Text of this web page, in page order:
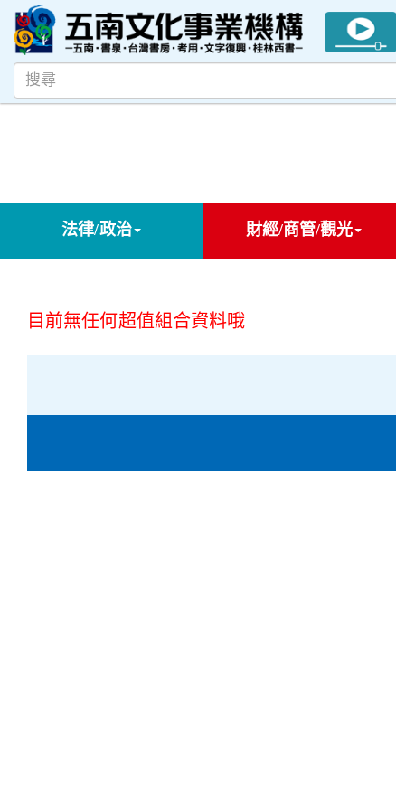
法律/政治 財經/商管/觀光
目前無任何超值組合資料哦